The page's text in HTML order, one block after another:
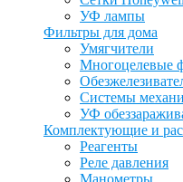
УФ лампы
Фильтры для дома
Умягчители
Многоцелевые
Системы
УФ
Комплектующие и
Реагенты
Реле давления
Манометры